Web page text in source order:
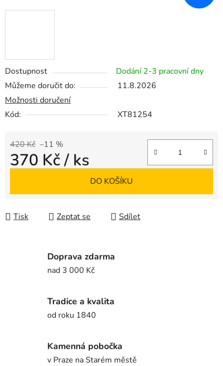
Dostupnost
Dodání 2-3 pracovní dny
Můžeme doručit do:
11.8.2026
Možnosti doručení
Kód:
XT81254
420 Kč –11 %
370 Kč/ ks
DO KOŠÍKU
Tisk Zeptat se Sdílet
Doprava zdarma
nad 3 000 Kč
Tradice a kvalita
od roku 1840
Kamenná pobočka
v Praze na Starém městě